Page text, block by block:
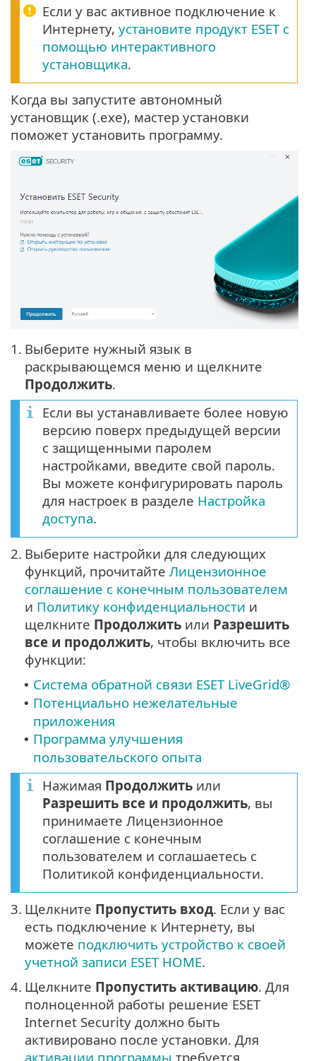
Если у вас активное подключение к
Интернету, установите продукт ESET с
помощью интерактивного
установщика.
Когда вы запустите автономный
установщик (.exe), мастер установки
поможет установить программу.
1. Выберите нужный язык в
раскрывающемся меню и щелкните
Продолжить.
Если вы устанавливаете более новую
версию поверх предыдущей версии
с защищенными паролем
настройками, введите свой пароль.
Вы можете конфигурировать пароль
для настроек в разделе Настройка
доступа.
2. Выберите настройки для следующих
функций, прочитайте Лицензионное
соглашение с конечным пользователем
и Политику конфиденциальности и
щелкните Продолжить или Разрешить
все и продолжить, чтобы включить все
функции:
• Система обратной связи ESET LiveGrid®
• Потенциально нежелательные
приложения
• Программа улучшения
пользовательского опыта
Нажимая Продолжить или
Разрешить все и продолжить, вы
принимаете Лицензионное
соглашение с конечным
пользователем и соглашаетесь с
Политикой конфиденциальности.
3. Щелкните Пропустить вход. Если у вас
есть подключение к Интернету, вы
можете подключить устройство к своей
учетной записи ESET HOME.
4. Щелкните Пропустить активацию. Для
полноценной работы решение ESET
Internet Security должно быть
активировано после установки. Для
активации программы требуется